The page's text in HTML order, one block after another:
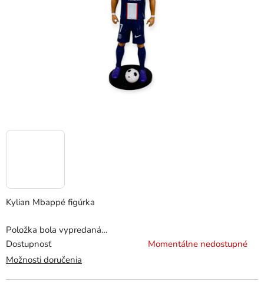
Kylian Mbappé figúrka
Položka bola vypredaná…
Dostupnosť
Momentálne nedostupné
Možnosti doručenia